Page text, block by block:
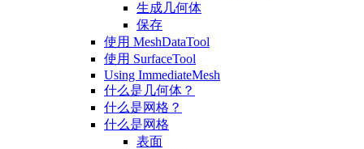
生成几何体
保存
使用 MeshDataTool
使用 SurfaceTool
Using ImmediateMesh
什么是几何体？
什么是网格？
什么是网格
表面